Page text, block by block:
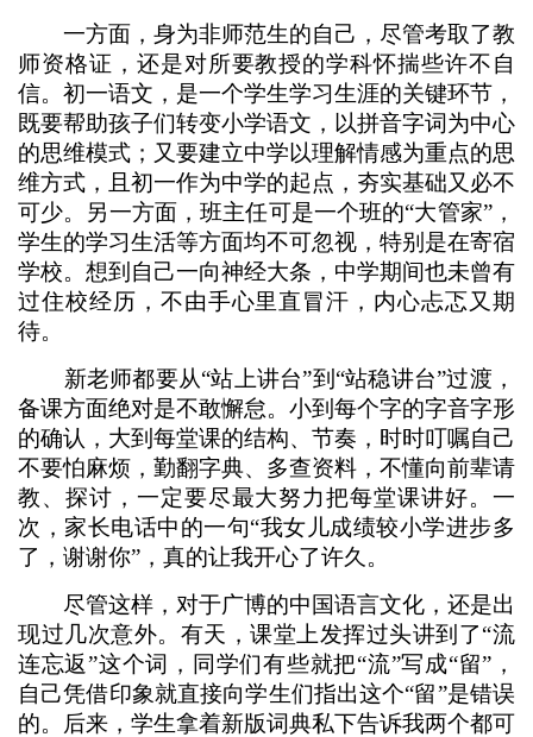
一方面，身为非师范生的自己，尽管考取了教
师资格证，还是对所要教授的学科怀揣些许不自
信。初一语文，是一个学生学习生涯的关键环节，
既要帮助孩子们转变小学语文，以拼音字词为中心
的思维模式；又要建立中学以理解情感为重点的思
维方式，且初一作为中学的起点，夯实基础又必不
可少。另一方面，班主任可是一个班的“大管家”，
学生的学习生活等方面均不可忽视，特别是在寄宿
学校。想到自己一向神经大条，中学期间也未曾有
过住校经历，不由手心里直冒汗，内心忐忑又期
待。
新老师都要从“站上讲台”到“站稳讲台”过渡，
备课方面绝对是不敢懈怠。小到每个字的字音字形
的确认，大到每堂课的结构、节奏，时时叮嘱自己
不要怕麻烦，勤翻字典、多查资料，不懂向前辈请
教、探讨，一定要尽最大努力把每堂课讲好。一
次，家长电话中的一句“我女儿成绩较小学进步多
了，谢谢你”，真的让我开心了许久。
尽管这样，对于广博的中国语言文化，还是出
现过几次意外。有天，课堂上发挥过头讲到了“流
连忘返”这个词，同学们有些就把“流”写成“留”，
自己凭借印象就直接向学生们指出这个“留”是错误
的。后来，学生拿着新版词典私下告诉我两个都可